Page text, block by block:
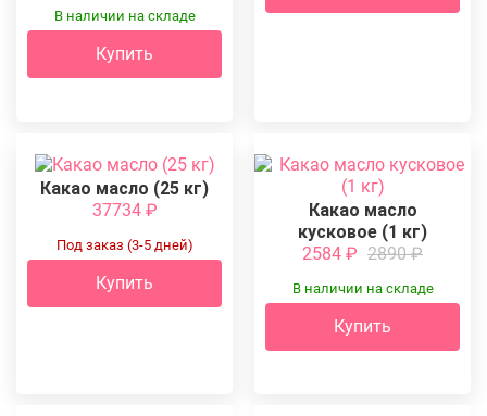
В наличии на складе
Купить
Какао масло (25 кг)
37734 ₽
Под заказ (3-5 дней)
Купить
Какао масло
кусковое (1 кг)
2584 ₽ 2890₽
В наличии на складе
Купить